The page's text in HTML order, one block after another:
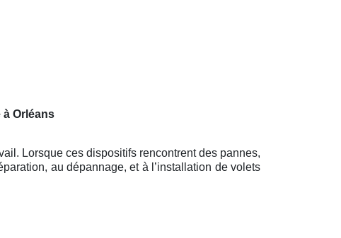
Orléans
Lorsque ces dispositifs rencontrent des pannes,
au dépannage, et à l’installation de volets